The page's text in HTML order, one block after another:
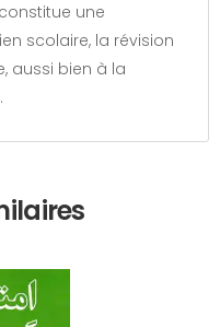
une
scolaire, la révision
aussi bien à la